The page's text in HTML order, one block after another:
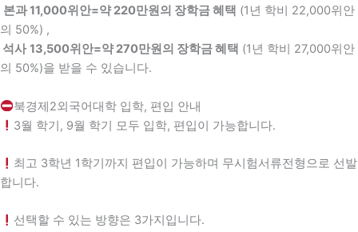
본과 11,000위안=약 220만원의 장학금 혜택 (1년 학비 22,000위안
의 50%) ,
석사 13,500위안=약 270만원의 장학금 혜택 (1년 학비 27,000위안
의 50%)을 받을 수 있습니다.
북경제2외국어대학 입학, 편입 안내
3월 학기, 9월 학기 모두 입학, 편입이 가능합니다.
최고 3학년 1학기까지 편입이 가능하며 무시험서류전형으로 선발
합니다.
선택할 수 있는 방향은 3가지입니다.